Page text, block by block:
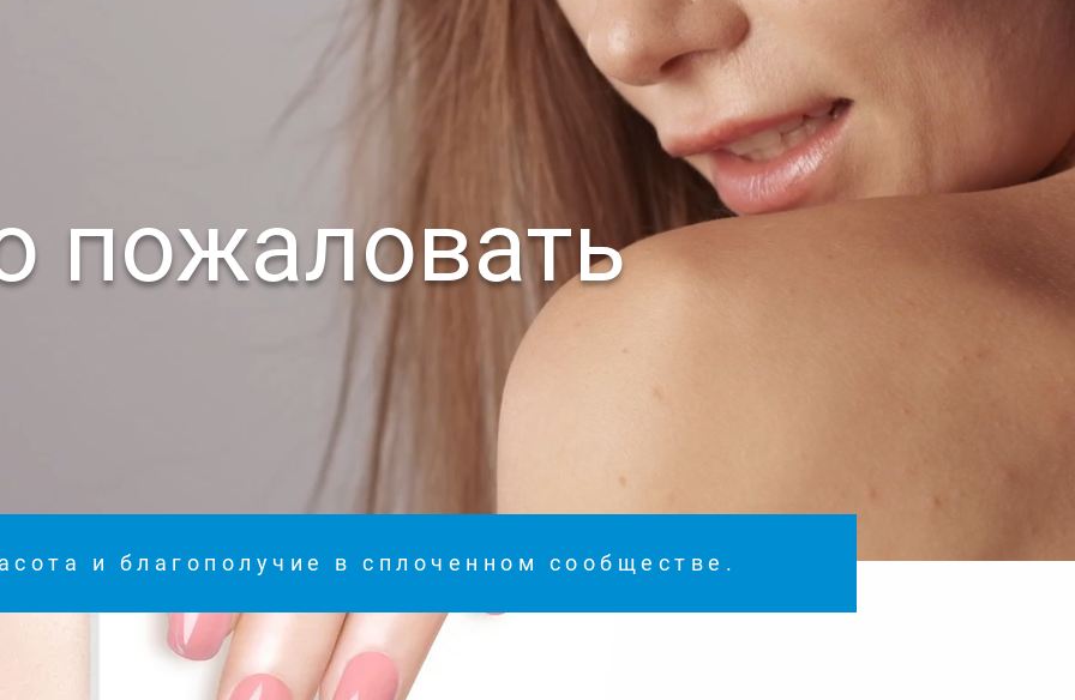
пожаловать
и благополучие в сплоченном сообществе.